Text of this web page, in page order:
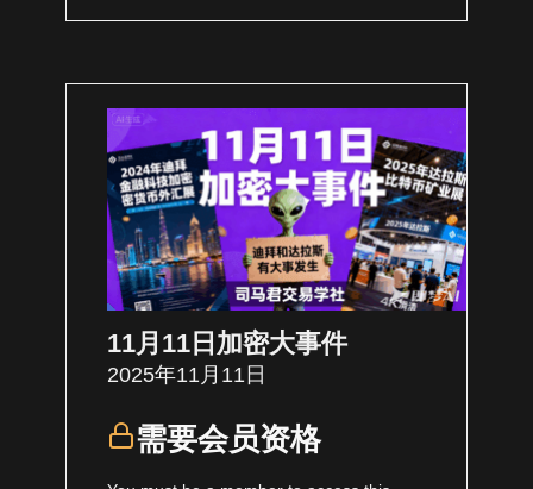
11月11日加密大事件
2025年11月11日
需要会员资格